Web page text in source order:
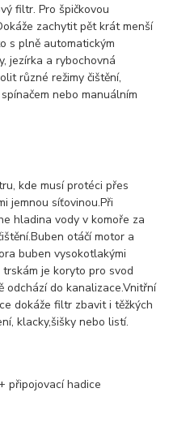
filtr. Pro špičkovou
zachytit pět krát menší
s plně automatickým
jezírka a rybochovná
různé režimy čištění,
nebo manuálním
kde musí protéci přes
jemnou síťovinou.Při
hladina vody v komoře za
otáčí motor a
buben vysokotlakými
je koryto pro svod
odchází do kanalizace.Vnitřní
dokáže filtr zbavit i těžkých
klacky,šišky nebo listí.
připojovací hadice